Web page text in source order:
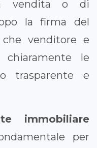
vendita o di
la firma del
che venditore e
chiaramente le
trasparente e
immobiliare
per